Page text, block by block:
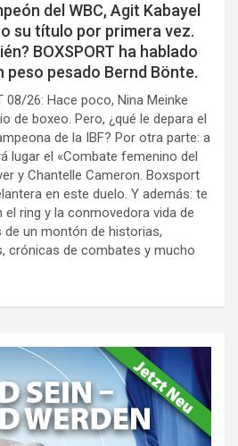
del WBC, Agit Kabayel
su título por primera vez.
BOXSPORT ha hablado
peso pesado Bernd Bönte.
08/26: Hace poco, Nina Meinke
de boxeo. Pero, ¿qué le depara el
de la IBF? Por otra parte: a
lugar el «Combate femenino del
y Chantelle Cameron. Boxsport
en este duelo. Y además: te
ring y la conmovedora vida de
de un montón de historias,
crónicas de combates y mucho